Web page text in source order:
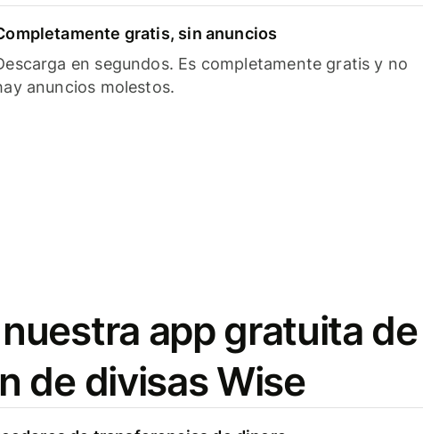
gratis, sin anuncios
en segundos. Es completamente gratis y no
anuncios molestos.
app gratuita de
de divisas Wise